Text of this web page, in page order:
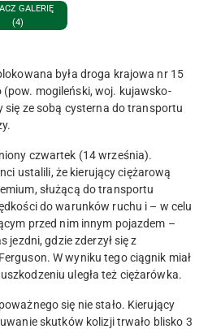
GALERIĘ
(4)
była droga krajowa nr 15
mogileński, woj. kujawsko-
się ze sobą cysterna do transportu
czwartek (14 września).
ustalili, że kierujący ciężarową
służącą do transportu
do warunków ruchu i – w celu
przed nim innym pojazdem –
jezdni, gdzie zderzył się z
W wyniku tego ciągnik miał
uległa też ciężarówka.
się nie stało. Kierujący
skutków kolizji trwało blisko 3